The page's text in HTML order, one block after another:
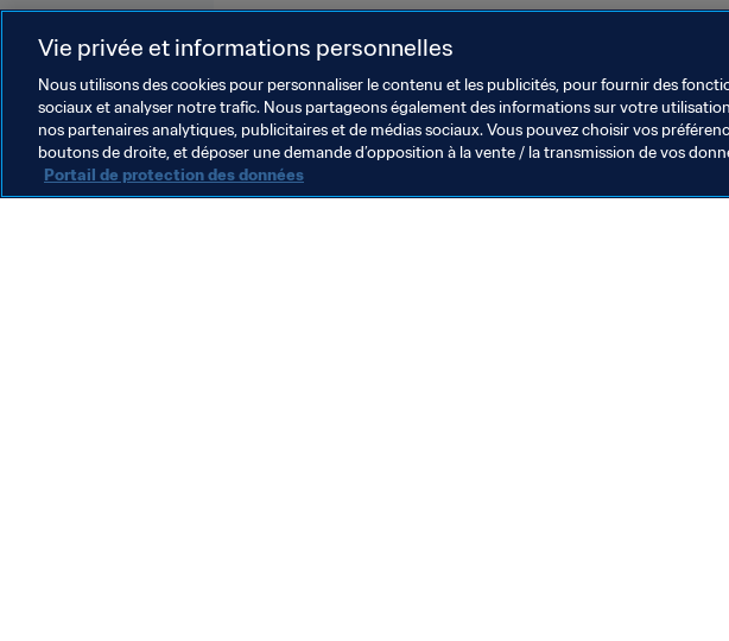
Volontaires Portugal
Vie privée et informations personnelles
Nous utilisons des cookies pour personnaliser le contenu et les publicités, pour fournir des
sociaux et analyser notre trafic. Nous partageons également des informations sur votre
nos partenaires analytiques, publicitaires et de médias sociaux. Vous pouvez choisir vos
boutons de droite, et déposer une demande d’opposition à la vente / la transmission de vos
Portail de protection des données